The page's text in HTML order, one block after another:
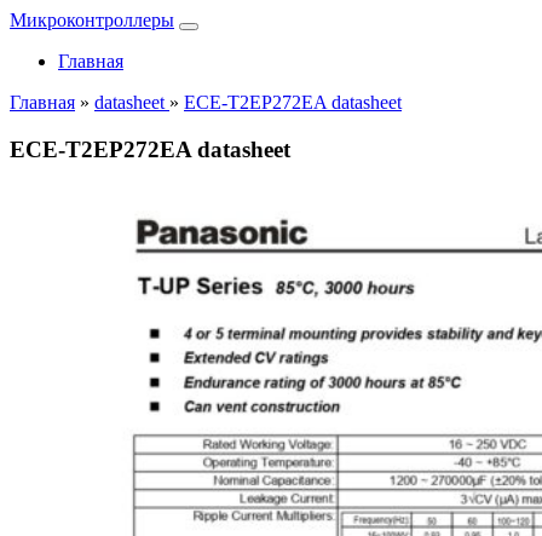
Микроконтроллеры
Главная
Главная » datasheet » ECE-T2EP272EA datasheet
ECE-T2EP272EA datasheet